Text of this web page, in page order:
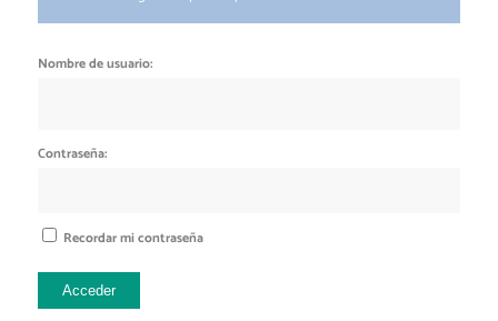
Nombre de usuario:
Contraseña:
Recordar mi contraseña
Acceder